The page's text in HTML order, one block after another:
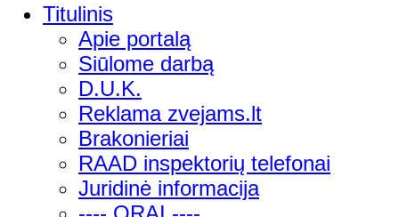
Titulinis
Apie portalą
Siūlome darbą
D.U.K.
Reklama zvejams.lt
Brakonieriai
RAAD inspektorių telefonai
Juridinė informacija